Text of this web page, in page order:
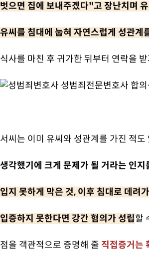
벗으면 집에 보내주겠다"고 장난치며
유씨를 침대에 눕혀 자연스럽게 성관계
식사를 마친 후 귀가한 뒤부터 연락을
서씨는 이미 유씨와 성관계를 가진 적도
생각했기에 크게 문제가 될 거라는 인지
입지 못하게 막은 것, 이후 침대로 데려
입증하지 못한다면 강간 혐의가 성립할
점을 객관적으로 증명해 줄 직접증거는